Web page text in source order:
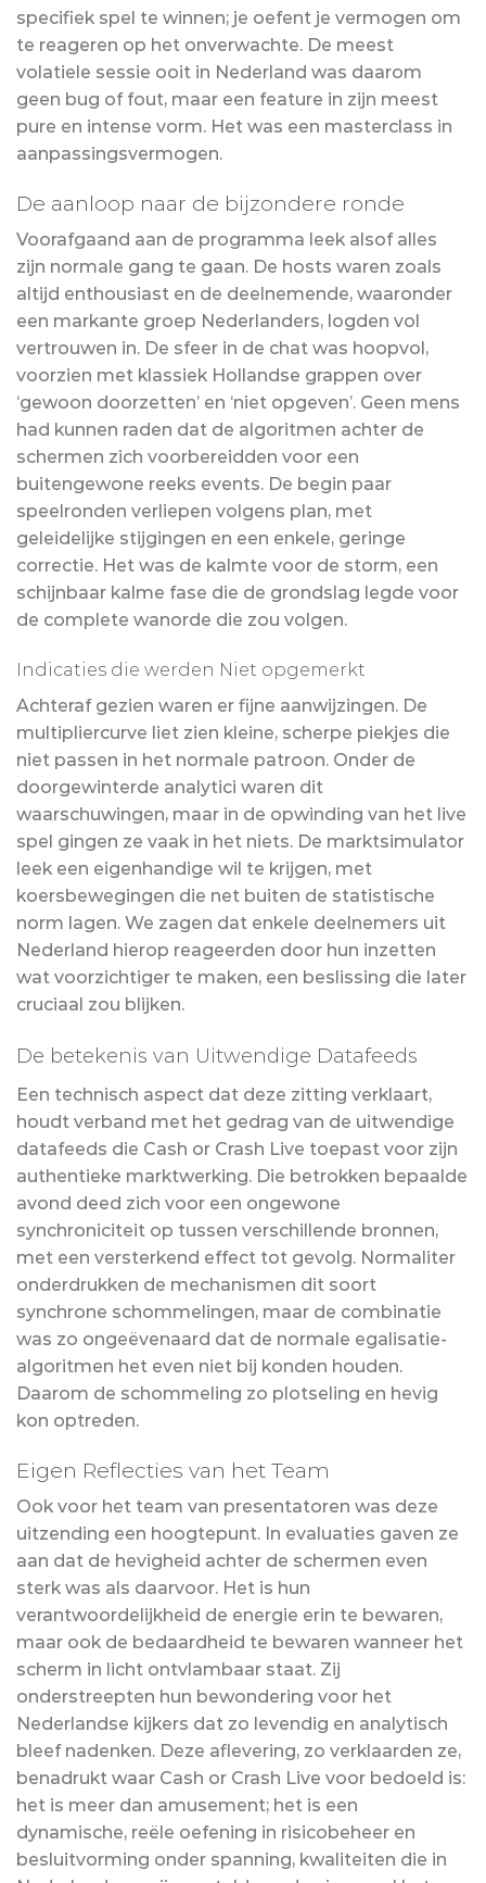
specifiek spel te winnen; je oefent je vermogen om
te reageren op het onverwachte. De meest
volatiele sessie ooit in Nederland was daarom
geen bug of fout, maar een feature in zijn meest
pure en intense vorm. Het was een masterclass in
aanpassingsvermogen.
De aanloop naar de bijzondere ronde
Voorafgaand aan de programma leek alsof alles
zijn normale gang te gaan. De hosts waren zoals
altijd enthousiast en de deelnemende, waaronder
een markante groep Nederlanders, logden vol
vertrouwen in. De sfeer in de chat was hoopvol,
voorzien met klassiek Hollandse grappen over
‘gewoon doorzetten’ en ‘niet opgeven’. Geen mens
had kunnen raden dat de algoritmen achter de
schermen zich voorbereidden voor een
buitengewone reeks events. De begin paar
speelronden verliepen volgens plan, met
geleidelijke stijgingen en een enkele, geringe
correctie. Het was de kalmte voor de storm, een
schijnbaar kalme fase die de grondslag legde voor
de complete wanorde die zou volgen.
Indicaties die werden Niet opgemerkt
Achteraf gezien waren er fijne aanwijzingen. De
multipliercurve liet zien kleine, scherpe piekjes die
niet passen in het normale patroon. Onder de
doorgewinterde analytici waren dit
waarschuwingen, maar in de opwinding van het live
spel gingen ze vaak in het niets. De marktsimulator
leek een eigenhandige wil te krijgen, met
koersbewegingen die net buiten de statistische
norm lagen. We zagen dat enkele deelnemers uit
Nederland hierop reageerden door hun inzetten
wat voorzichtiger te maken, een beslissing die later
cruciaal zou blijken.
De betekenis van Uitwendige Datafeeds
Een technisch aspect dat deze zitting verklaart,
houdt verband met het gedrag van de uitwendige
datafeeds die Cash or Crash Live toepast voor zijn
authentieke marktwerking. Die betrokken bepaalde
avond deed zich voor een ongewone
synchroniciteit op tussen verschillende bronnen,
met een versterkend effect tot gevolg. Normaliter
onderdrukken de mechanismen dit soort
synchrone schommelingen, maar de combinatie
was zo ongeëvenaard dat de normale egalisatie-
algoritmen het even niet bij konden houden.
Daarom de schommeling zo plotseling en hevig
kon optreden.
Eigen Reflecties van het Team
Ook voor het team van presentatoren was deze
uitzending een hoogtepunt. In evaluaties gaven ze
aan dat de hevigheid achter de schermen even
sterk was als daarvoor. Het is hun
verantwoordelijkheid de energie erin te bewaren,
maar ook de bedaardheid te bewaren wanneer het
scherm in licht ontvlambaar staat. Zij
onderstreepten hun bewondering voor het
Nederlandse kijkers dat zo levendig en analytisch
bleef nadenken. Deze aflevering, zo verklaarden ze,
benadrukt waar Cash or Crash Live voor bedoeld is:
het is meer dan amusement; het is een
dynamische, reële oefening in risicobeheer en
besluitvorming onder spanning, kwaliteiten die in